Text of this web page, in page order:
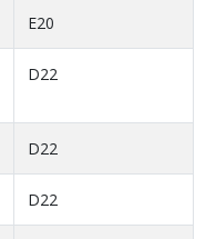
E20
D22
D22
D22